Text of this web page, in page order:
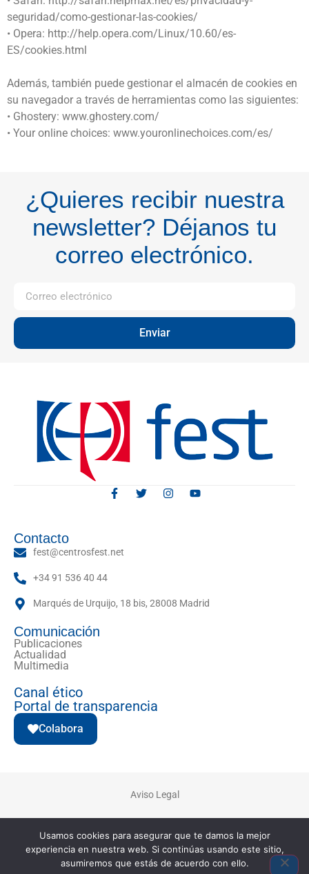
seguridad/como-gestionar-las-cookies/
• Opera: http://help.opera.com/Linux/10.60/es-
ES/cookies.html
Además, también puede gestionar el almacén de cookies en
su navegador a través de herramientas como las siguientes:
• Ghostery: www.ghostery.com/
• Your online choices: www.youronlinechoices.com/es/
¿Quieres recibir nuestra
newsletter? Déjanos tu
correo electrónico.
Enviar
Contacto
fest@centrosfest.net
+34 91 536 40 44
Marqués de Urquijo, 18 bis, 28008 Madrid
Comunicación
Publicaciones
Actualidad
Multimedia
Canal ético
Portal de transparencia
Colabora
Aviso Legal
Política de Privacidad
Usamos cookies para asegurar que te damos la mejor
experiencia en nuestra web. Si continúas usando este sitio,
asumiremos que estás de acuerdo con ello.